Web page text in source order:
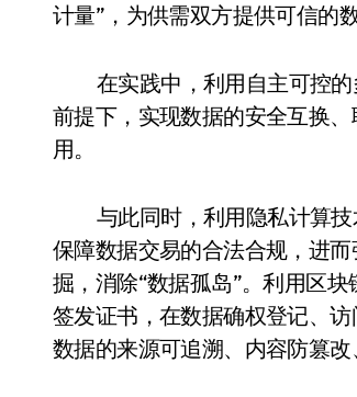
计量”，为供需双方提供可信的
在实践中，利用自主可控
前提下，实现数据的安全互换
用。
与此同时，利用隐私计算
保障数据交易的合法合规，进
掘，消除“数据孤岛”。利用区
签发证书，在数据确权登记、
数据的来源可追溯、内容防篡改